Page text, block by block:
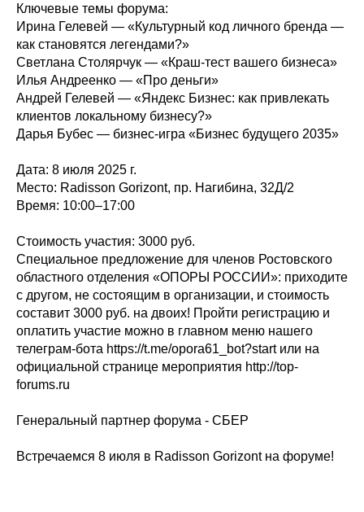
Ключевые темы форума:
Ирина Гелевей — «Культурный код личного бренда —
как становятся легендами?»
Светлана Столярчук — «Краш-тест вашего бизнеса»
Илья Андреенко — «Про деньги»
Андрей Гелевей — «Яндекс Бизнес: как привлекать
клиентов локальному бизнесу?»
Дарья Бубес — бизнес-игра «Бизнес будущего 2035»
Дата: 8 июля 2025 г.
Место: Radisson Gorizont, пр. Нагибина, 32Д/2
Время: 10:00–17:00
Стоимость участия: 3000 руб.
Специальное предложение для членов Ростовского
областного отделения «ОПОРЫ РОССИИ»: приходите
с другом, не состоящим в организации, и стоимость
составит 3000 руб. на двоих! Пройти регистрацию и
оплатить участие можно в главном меню нашего
телеграм-бота https://t.me/opora61_bot?start или на
официальной странице мероприятия http://top-
forums.ru
Генеральный партнер форума - СБЕР
Встречаемся 8 июля в Radisson Gorizont на форуме!